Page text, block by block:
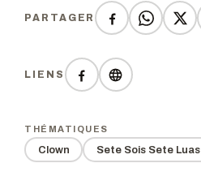
PARTAGER
LIENS
THÉMATIQUES
Clown Sete Sois Sete Luas